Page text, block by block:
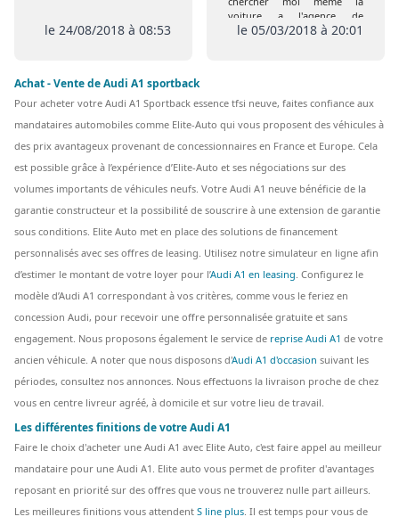
le 24/08/2018 à 08:53
voiture a l'agence de
Coigneres) comme prévu
le 05/03/2018 à 20:01
Achat - Vente de Audi A1 sportback
Pour acheter votre Audi A1 Sportback essence tfsi neuve, faites confiance aux
mandataires automobiles comme Elite-Auto qui vous proposent des véhicules à
des prix avantageux provenant de concessionnaires en France et Europe. Cela
est possible grâce à l’expérience d’Elite-Auto et ses négociations sur des
volumes importants de véhicules neufs. Votre Audi A1 neuve bénéficie de la
garantie constructeur et la possibilité de souscrire à une extension de garantie
sous conditions. Elite Auto met en place des solutions de financement
personnalisés avec ses offres de leasing. Utilisez notre simulateur en ligne afin
d’estimer le montant de votre loyer pour l’Audi A1 en leasing. Configurez le
modèle d’Audi A1 correspondant à vos critères, comme vous le feriez en
concession Audi, pour recevoir une offre personnalisée gratuite et sans
engagement. Nous proposons également le service de reprise Audi A1 de votre
ancien véhicule. A noter que nous disposons d'Audi A1 d'occasion suivant les
périodes, consultez nos annonces. Nous effectuons la livraison proche de chez
vous en centre livreur agréé, à domicile et sur votre lieu de travail.
Les différentes finitions de votre Audi A1
Faire le choix d'acheter une Audi A1 avec Elite Auto, c'est faire appel au meilleur
mandataire pour une Audi A1. Elite auto vous permet de profiter d'avantages
reposant en priorité sur des offres que vous ne trouverez nulle part ailleurs.
Les meilleures finitions vous attendent S line plus. Il est temps pour vous de